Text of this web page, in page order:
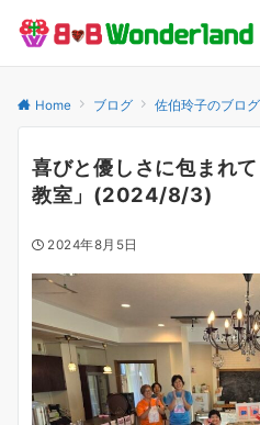
Home ブログ 佐伯玲子のブログ
喜びと優しさに包まれ
教室」(2024/8/3)
2024年8月5日